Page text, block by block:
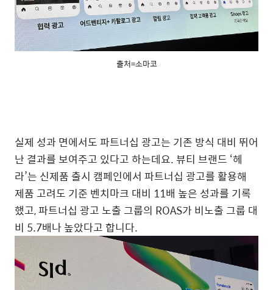
출처=소마코
실제 성과 면에서도 파트너십 광고는 기존 방식 대비 뛰어
난 결과를 보여주고 있다고 하는데요.뷰티 브랜드 ‘헤
라’는 신제품 출시 캠페인에서 파트너십 광고를 활용해
제품 고려도 기준 벤치마크 대비 11배 높은 성과를 기록
했고,파트너십 광고 노출 그룹의 ROAS가 비노출 그룹 대
비 5.7배나 높았다고 합니다.